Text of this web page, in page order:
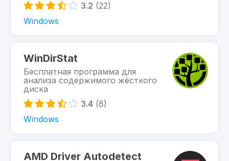
3.2 (22)
Windows
WinDirStat
Бесплатная программа для
анализа содержимого жёсткого
диска
3.4 (8)
Windows
AMD Driver Autodetect